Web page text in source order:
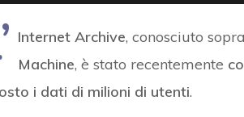
Internet Archive, conosciuto
Machine, è stato recentemente
i dati di milioni di utenti.